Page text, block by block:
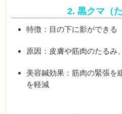
2. 黒クマ（
特徴：目の下に影ができる
原因：皮膚や筋肉のたるみ
美容鍼効果：筋肉の緊張を
を軽減